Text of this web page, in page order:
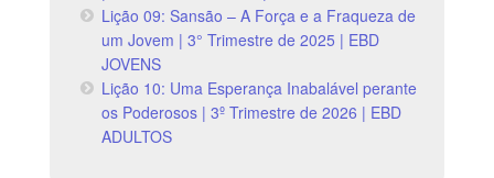
Lição 09: Sansão – A Força e a Fraqueza de
um Jovem | 3° Trimestre de 2025 | EBD
JOVENS
Lição 10: Uma Esperança Inabalável perante
os Poderosos | 3º Trimestre de 2026 | EBD
ADULTOS